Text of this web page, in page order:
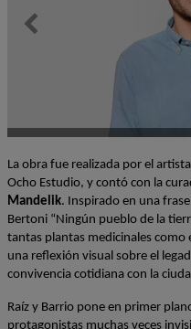
La obra fue realizada por el artista
Ocho Estudio, y contó con la
Mandelik. Inspirado en una
Bertoni “Ningún pueblo de la
tantas plantas medicinales
una reflexión visual sobre el
convivencia cotidiana con la
Raíz y Barrio pone en primer
protagonistas muchas veces